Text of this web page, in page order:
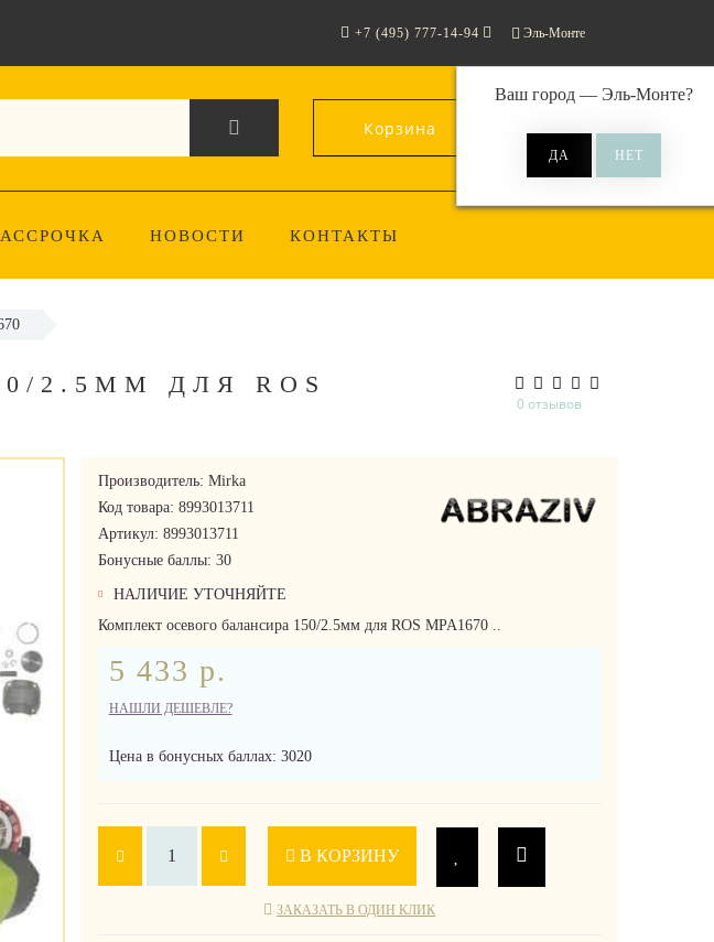
Эль-Монте
Ваш город — Эль-Монте?
+7 (495) 777-14-94
Корзина 0
НОВОСТИ КОНТАКТЫ
2.5ММ ДЛЯ ROS
0 отзывов
Производитель: Mirka
Код товара: 8993013711
Артикул: 8993013711
Бонусные баллы: 30
НАЛИЧИЕ УТОЧНЯЙТЕ
Комплект осевого балансира 150/2.5мм для ROS MPA1670 ..
5 433 р.
НАШЛИ ДЕШЕВЛЕ?
Цена в бонусных баллах: 3020
В КОРЗИНУ
ЗАКАЗАТЬ В ОДИН КЛИК